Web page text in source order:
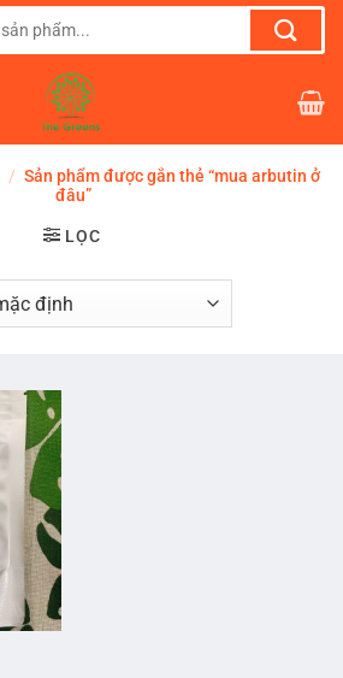
/ Sản phẩm được gắn thẻ “mua arbutin ở
đâu”
LỌC